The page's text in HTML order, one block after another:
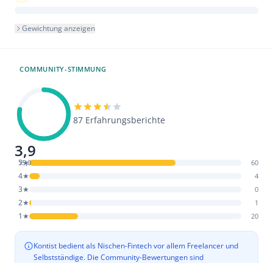
Gewichtung anzeigen
COMMUNITY-STIMMUNG
3,9
/5,0
87 Erfahrungsberichte
5★ 60
4★ 4
3★ 0
2★ 1
1★ 20
Kontist bedient als Nischen-Fintech vor allem Freelancer und
Selbstständige. Die Community-Bewertungen sind